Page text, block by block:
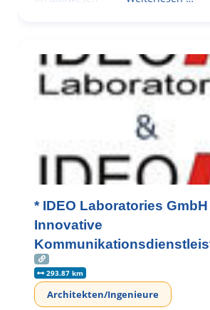
* IDEO Laboratories GmbH
Innovative
293.87 km
Architekten/Ingenieure